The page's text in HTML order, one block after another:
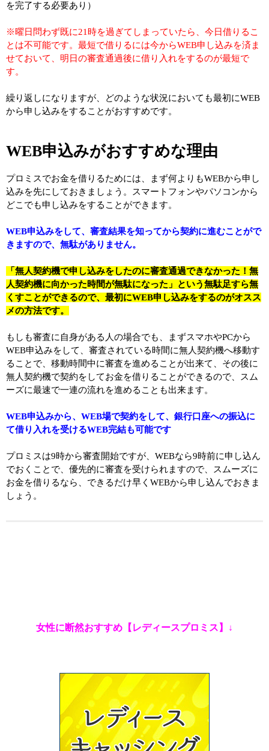
を完了する必要あり）
※曜日問わず既に21時を過ぎてしまっていたら、今日借りるこ
とは不可能です。最短で借りるには今からWEB申し込みを済ま
せておいて、明日の審査通過後に借り入れをするのが最短で
す。
繰り返しになりますが、どのような状況においても最初にWEB
から申し込みをすることがおすすめです。
WEB申込みがおすすめな理由
プロミスでお金を借りるためには、まず何よりもWEBから申し
込みを先にしておきましょう。スマートフォンやパソコンから
どこでも申し込みをすることができます。
WEB申込みをして、審査結果を知ってから契約に進むことがで
きますので、無駄がありません。
「無人契約機で申し込みをしたのに審査通過できなかった！無
人契約機に向かった時間が無駄になった」という無駄足すら無
くすことができるので、最初にWEB申し込みをするのがオスス
メの方法です。
もしも審査に自身がある人の場合でも、まずスマホやPCから
WEB申込みをして、審査されている時間に無人契約機へ移動す
ることで、移動時間中に審査を進めることが出来て、その後に
無人契約機で契約をしてお金を借りることができるので、スム
ーズに最速で一連の流れを進めることも出来ます。
WEB申込みから、WEB場で契約をして、銀行口座への振込に
て借り入れを受けるWEB完結も可能です
プロミスは9時から審査開始ですが、WEBなら9時前に申し込ん
でおくことで、優先的に審査を受けられますので、スムーズに
お金を借りるなら、できるだけ早くWEBから申し込んでおきま
しょう。
女性に断然おすすめ【レディースプロミス】↓